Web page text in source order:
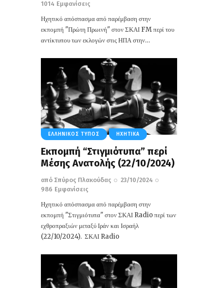
1014 Εμφανίσεις
Ηχητικό απόσπασμα από παρέμβαση στην
εκπομπή "Πρώτη Πρωινή" στον ΣΚΑΙ FM περί του
αντίκτυπου των εκλογών στις ΗΠΑ στην…
ΕΛΛΗΝΙΚΌΣ ΤΎΠΟΣ ΗΧΗΤΙΚΆ
Εκπομπή “Στιγμιότυπα” περί
Μέσης Ανατολής (22/10/2024)
από Σπύρος Πλακούδας
23/10/2024
986 Εμφανίσεις
Ηχητικό απόσπασμα από παρέμβαση στην
εκπομπή "Στιγμιότυπα" στον ΣΚΑΙ Radio περί των
εχθροπραξιών μεταξύ Ιράν και Ισραήλ
(22/10/2024). ΣΚΑΙ Radio